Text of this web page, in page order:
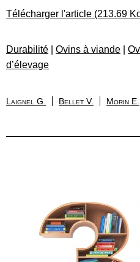
Télécharger l'article (213.69
Durabilité Ovins à viande
d’élevage
Laignel G. Bellet V. Morin E.